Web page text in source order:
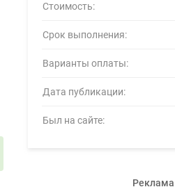
Стоимость:
Срок выполнения:
Варианты оплаты:
Дата публикации:
Был на сайте:
Реклама